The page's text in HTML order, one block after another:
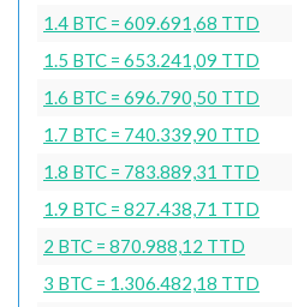
1.4 BTC = 609.691,68 TTD
1.5 BTC = 653.241,09 TTD
1.6 BTC = 696.790,50 TTD
1.7 BTC = 740.339,90 TTD
1.8 BTC = 783.889,31 TTD
1.9 BTC = 827.438,71 TTD
2 BTC = 870.988,12 TTD
3 BTC = 1.306.482,18 TTD